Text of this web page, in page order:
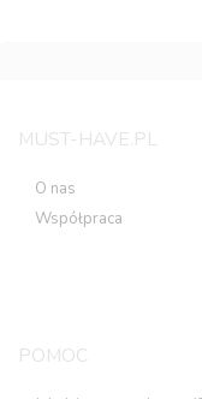
MUST-HAVE.PL
O nas
Współpraca
POMOC